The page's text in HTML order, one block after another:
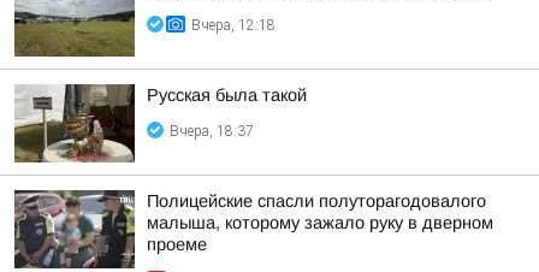
Вчера, 12:18
Русская была такой
Вчера, 18:37
Полицейские спасли полуторагодовалого
малыша, которому зажало руку в дверном
проеме